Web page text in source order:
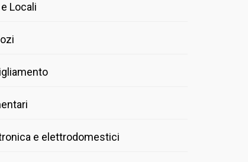
Locali
e elettrodomestici